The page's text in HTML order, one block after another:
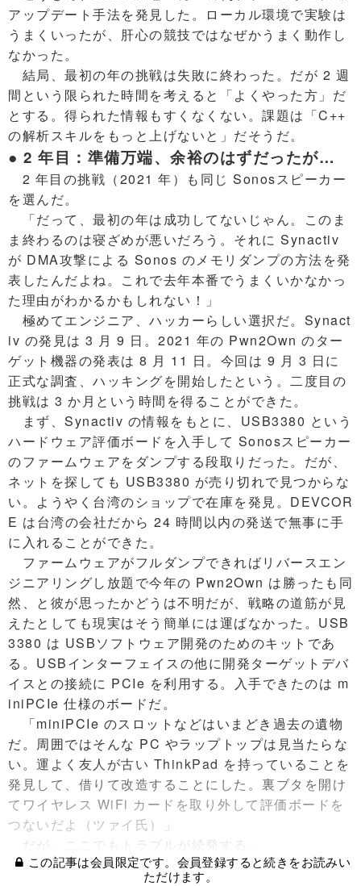
アップデート手法を発見した。ローカル環境で実験は
うまくいったが、肝心の競技ではなぜかうまく動作し
なかった。
結局、最初の年の挑戦は失敗に終わった。だが 2 週
間という限られた時間を考えると「よくやった方」だ
とする。得られた情報もすくなくない。課題は「C++
の解析スキルをもっと上げないと」だそうだ。
● 2 年目：準備万端、余裕のはずだったが…
2 年目の挑戦（2021 年）も同じ Sonosスピーカー
を選んだ。
「だって、最初の年は成功してないじゃん。このま
ま終わるのは寝ざめが悪いだろう。それに Synactiv
が DMA攻撃による Sonos のメモリダンプの方法を発
表したんだよね。これで去年本番でうまくいかなかっ
た理由がわかるかもしれない！」
極めてエンジニア、ハッカーらしい選択だ。Synact
iv の発見は 3 月 9 日。2021 年の Pwn2Own のター
ゲット機器の発表は 8 月 11 日。今回は 9 月 3 日に
正式な調査、ハッキングを開始したという。二度目の
挑戦は 3 か月という時間を得ることができた。
まず、Synactiv の情報をもとに、USB3380 という
ハードウェア評価ボードを入手して Sonosスピーカー
のファームウェアをダンプする段取りだった。だが、
ネットを探しても USB3380 が売り切れで見つからな
い。ようやく台湾のショップで在庫を発見。DEVCOR
E は台湾の会社だから 24 時間以内の発送で無事に手
に入れることができた。
ファームウェアがフルダンプできればリバースエン
ジニアリングし放題で今年の Pwn2Own は勝ったも同
然、と彼が思ったかどうは不明だが、戦略の道筋が見
えたとしても現実はそう簡単には運ばなかった。USB
3380 は USBソフトウェア開発のためのキットであ
る。USBインターフェイスの他に開発ターゲットデバ
イスとの接続に PCIe を利用する。入手できたのは m
iniPCIe 仕様のボードだ。
「miniPCIe のスロットなどはいまどき過去の遺物
だ。周囲ではそんな PC やラップトップは見当たらな
い。運よく友人が古い ThinkPad を持っていることを
発見して、借りて改造することにした。裏ブタを開け
てワイヤレス WiFi カードを取り外して評価ボードを
つないだよ（ツァイ氏）」
だが、ここでもトラブルが続発する。
この記事は会員限定です。会員登録すると続きをお読みい
ただけます。